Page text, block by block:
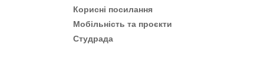
Корисні посилання
Мобільність та проєкти
Студрада